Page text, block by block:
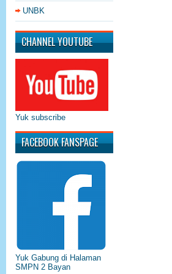
UNBK
CHANNEL YOUTUBE
Yuk subscribe
FACEBOOK FANSPAGE
Yuk Gabung di Halaman
SMPN 2 Bayan